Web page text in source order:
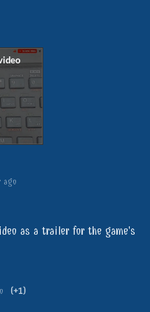
ago
as a trailer for the game's
(+1)